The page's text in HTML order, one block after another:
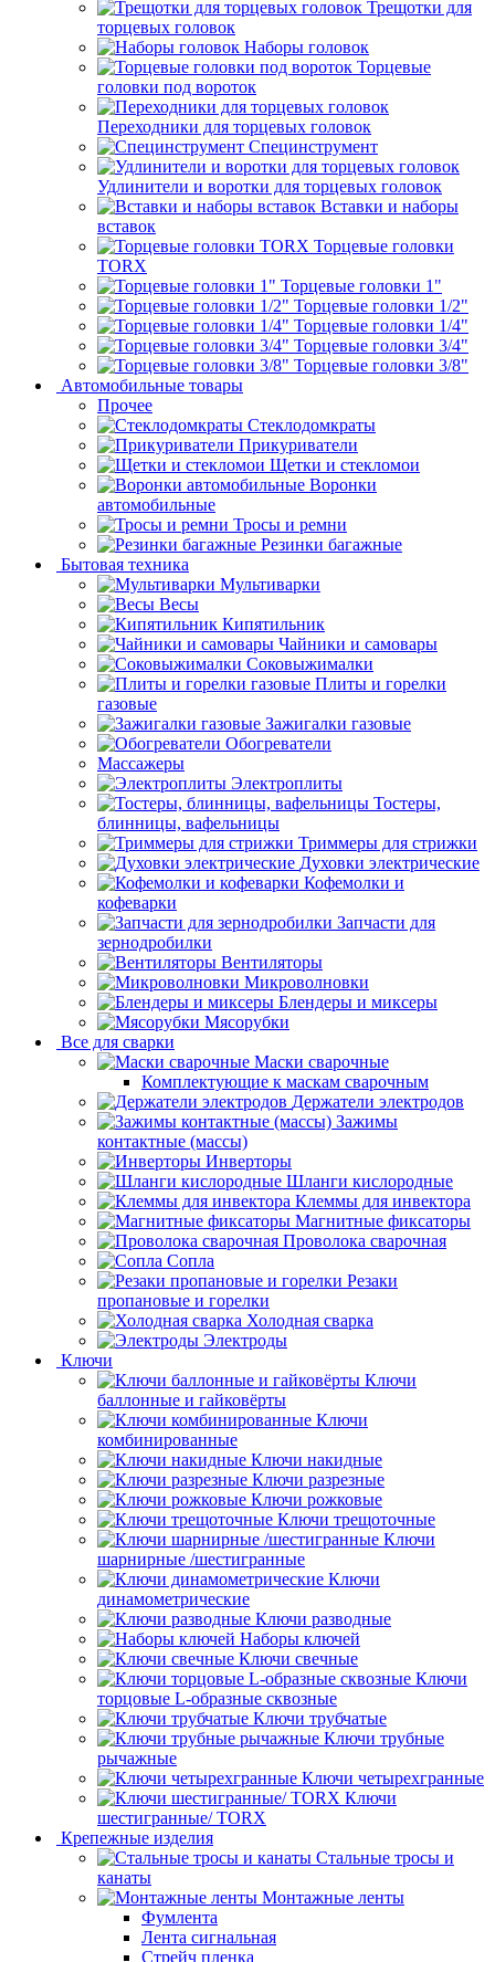
Трещотки для
торцевых головок
Наборы головок
Торцевые
головки под вороток
Переходники для торцевых головок
Специнструмент
Удлинители и воротки для торцевых головок
Вставки и наборы
вставок
Торцевые головки
TORX
Торцевые головки 1"
Торцевые головки 1/2"
Торцевые головки 1/4"
Торцевые головки 3/4"
Торцевые головки 3/8"
Автомобильные товары
Прочее
Стеклодомкраты
Прикуриватели
Щетки и стекломои
Воронки
автомобильные
Тросы и ремни
Резинки багажные
Бытовая техника
Мультиварки
Весы
Кипятильник
Чайники и самовары
Соковыжималки
Плиты и горелки
газовые
Зажигалки газовые
Обогреватели
Массажеры
Электроплиты
Тостеры,
блинницы, вафельницы
Триммеры для стрижки
Духовки электрические
Кофемолки и
кофеварки
Запчасти для
зернодробилки
Вентиляторы
Микроволновки
Блендеры и миксеры
Мясорубки
Все для сварки
Маски сварочные
Комплектующие к маскам сварочным
Держатели электродов
Зажимы
контактные (массы)
Инверторы
Шланги кислородные
Клеммы для инвектора
Магнитные фиксаторы
Проволока сварочная
Сопла
Резаки
пропановые и горелки
Холодная сварка
Электроды
Ключи
Ключи
баллонные и гайковёрты
Ключи
комбинированные
Ключи накидные
Ключи разрезные
Ключи рожковые
Ключи трещоточные
Ключи
шарнирные /шестигранные
Ключи
динамометрические
Ключи разводные
Наборы ключей
Ключи свечные
Ключи
торцовые L-образные сквозные
Ключи трубчатые
Ключи трубные
рычажные
Ключи четырехгранные
Ключи
шестигранные/ TORX
Крепежные изделия
Стальные тросы и
канаты
Монтажные ленты
Фумлента
Лента сигнальная
Стрейч пленка